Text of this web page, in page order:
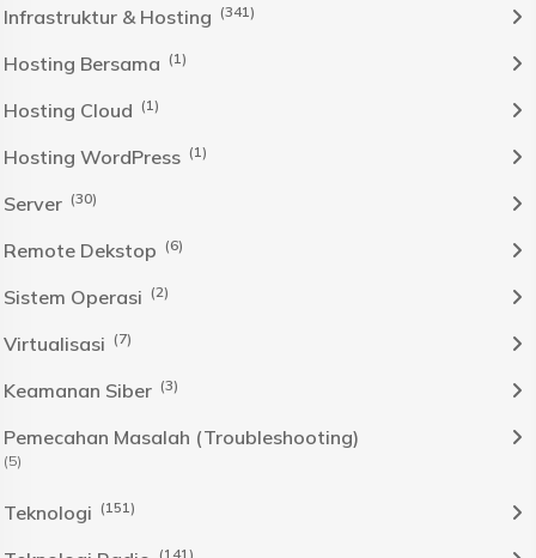
Infrastruktur & Hosting (341)
Hosting Bersama (1)
Hosting Cloud (1)
Hosting WordPress (1)
Server (30)
Remote Dekstop (6)
Sistem Operasi (2)
Virtualisasi (7)
Keamanan Siber (3)
Pemecahan Masalah (Troubleshooting)
(5)
Teknologi (151)
(141)